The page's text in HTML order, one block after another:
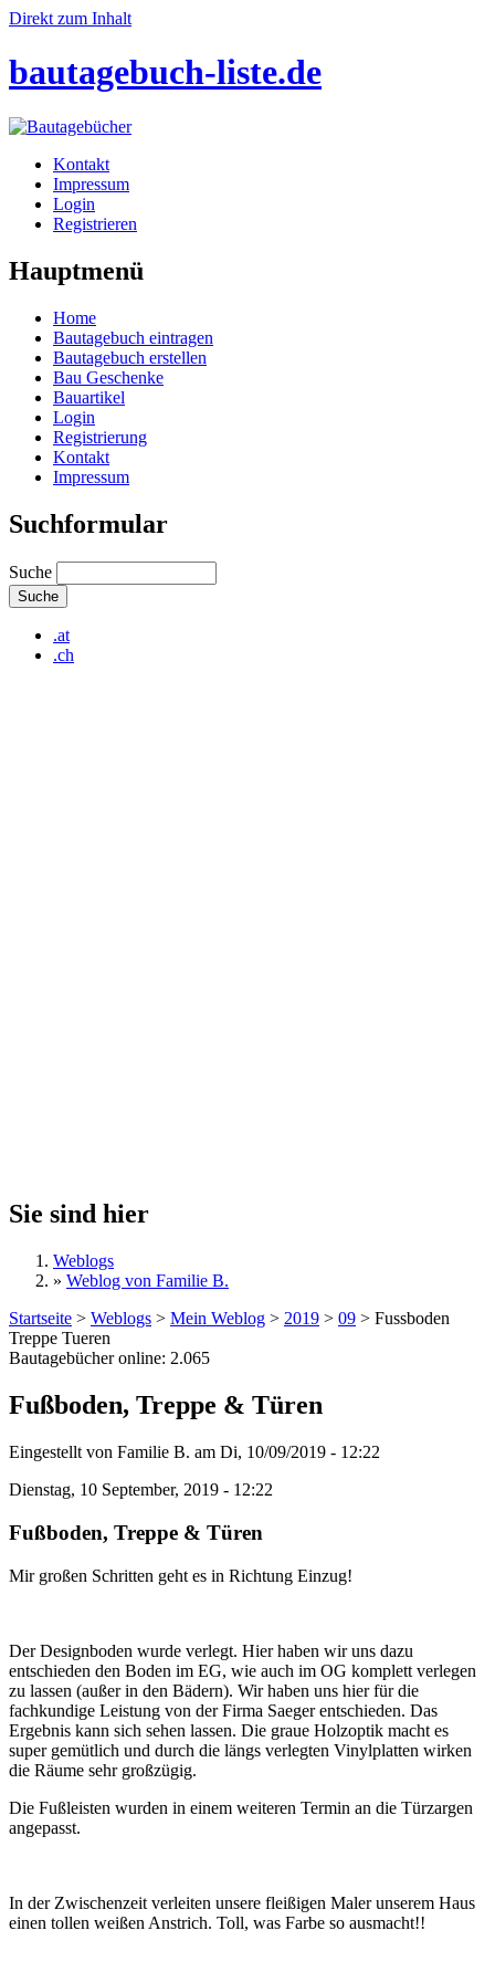
Direkt zum Inhalt
bautagebuch-liste.de
Kontakt
Impressum
Login
Registrieren
Hauptmenü
Home
Bautagebuch eintragen
Bautagebuch erstellen
Bau Geschenke
Bauartikel
Login
Registrierung
Kontakt
Impressum
Suchformular
Suche
.at
.ch
Sie sind hier
Weblogs
» Weblog von Familie B.
Startseite > Weblogs > Mein Weblog > 2019 > 09 > Fussboden
Treppe Tueren
Bautagebücher online: 2.065
Fußboden, Treppe & Türen
Eingestellt von Familie B. am Di, 10/09/2019 - 12:22
Dienstag, 10 September, 2019 - 12:22
Fußboden, Treppe & Türen
Mir großen Schritten geht es in Richtung Einzug!
Der Designboden wurde verlegt. Hier haben wir uns dazu
entschieden den Boden im EG, wie auch im OG komplett verlegen
zu lassen (außer in den Bädern). Wir haben uns hier für die
fachkundige Leistung von der Firma Saeger entschieden. Das
Ergebnis kann sich sehen lassen. Die graue Holzoptik macht es
super gemütlich und durch die längs verlegten Vinylplatten wirken
die Räume sehr großzügig.
Die Fußleisten wurden in einem weiteren Termin an die Türzargen
angepasst.
In der Zwischenzeit verleiten unsere fleißigen Maler unserem Haus
einen tollen weißen Anstrich. Toll, was Farbe so ausmacht!!